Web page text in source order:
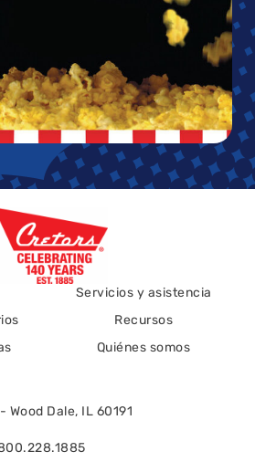
Servicios y asistencia
Recursos
Quiénes somos
Wood Dale, IL 60191